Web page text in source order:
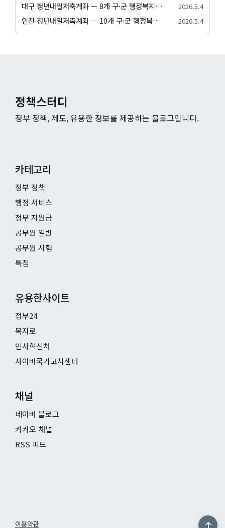
대구 청년내일저축계좌 — 8개 구·군 행정복지센터 신청 방법 2026.5.4
인천 청년내일저축계좌 — 10개 구·군 행정복지센터 신청 방법 2026.5.4
정책스터디
정부 정책, 제도, 유용한 정보를 제공하는 블로그입니다.
카테고리
정부 정책
행정 서비스
정부 지원금
공무원 일반
공무원 시험
특집
유용한사이트
정부24
복지로
인사혁신처
사이버국가고시센터
채널
네이버 블로그
카카오 채널
RSS 피드
이용약관